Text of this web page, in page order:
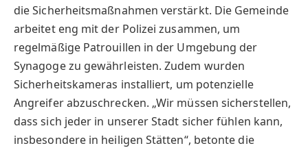
die Sicherheitsmaßnahmen verstärkt. Die Gemeinde
arbeitet eng mit der Polizei zusammen, um
regelmäßige Patrouillen in der Umgebung der
Synagoge zu gewährleisten. Zudem wurden
Sicherheitskameras installiert, um potenzielle
Angreifer abzuschrecken. „Wir müssen sicherstellen,
dass sich jeder in unserer Stadt sicher fühlen kann,
insbesondere in heiligen Stätten“, betonte die